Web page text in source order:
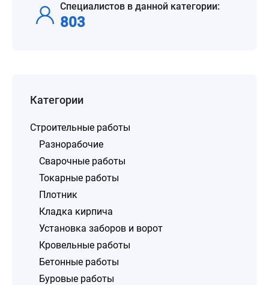
Специалистов в данной категории:
803
Категории
Строительные работы
Разнорабочие
Сварочные работы
Токарные работы
Плотник
Кладка кирпича
Установка заборов и ворот
Кровельные работы
Бетонные работы
Буровые работы